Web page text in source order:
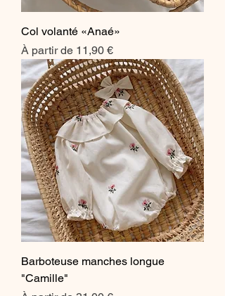
Col volanté «Anaé»
À partir de 11,90 €
Prix promotionnel
Barboteuse manches longue
"Camille"